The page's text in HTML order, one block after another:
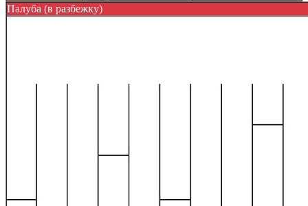
Палуба (в разбежку)